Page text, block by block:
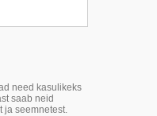
need kasulikeks
saab neid
ja seemnetest.